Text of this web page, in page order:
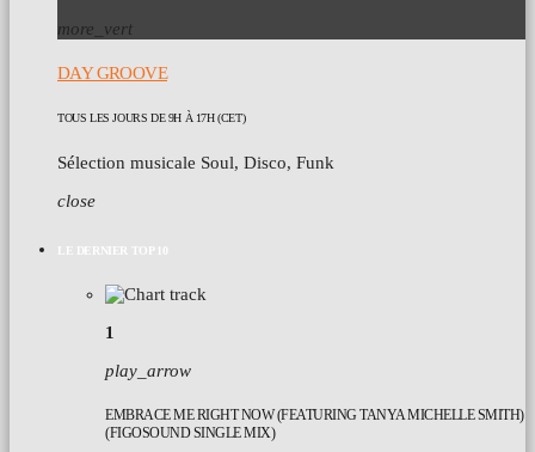
more_vert
DAY GROOVE
TOUS LES JOURS DE 9H À 17H (CET)
Sélection musicale Soul, Disco, Funk
close
LE DERNIER TOP 10
1
play_arrow
EMBRACE ME RIGHT NOW (FEATURING TANYA MICHELLE SMITH)
(FIGOSOUND SINGLE MIX)